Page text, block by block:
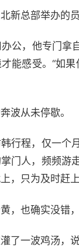
新总部举办的
公，他专门拿
能感受。“如
波从未停歇。
行程，仅一个
门人，频频游
，只为及时赶上
，也确实没错
了一波鸡汤，